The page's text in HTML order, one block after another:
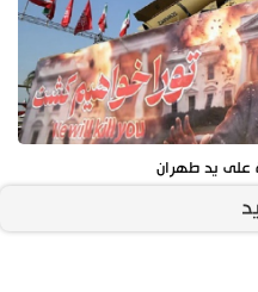
على يد طهران